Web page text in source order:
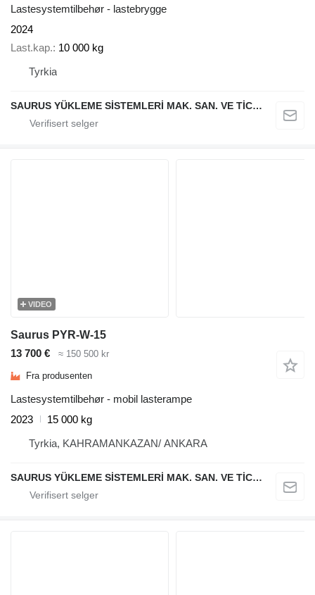
Lastesystemtilbehør - lastebrygge
2024
Last.kap. 10 000 kg
Tyrkia
SAURUS YÜKLEME SİSTEMLERİ MAK. SAN. VE TİC. LTD. ŞTİ.
VIDEO
Saurus PYR-W-15
13 700 €
≈ 150 500 kr
Fra produsenten
Lastesystemtilbehør - mobil lasterampe
2023
15 000 kg
Tyrkia, KAHRAMANKAZAN/ ANKARA
SAURUS YÜKLEME SİSTEMLERİ MAK. SAN. VE TİC. LTD. ŞTİ.